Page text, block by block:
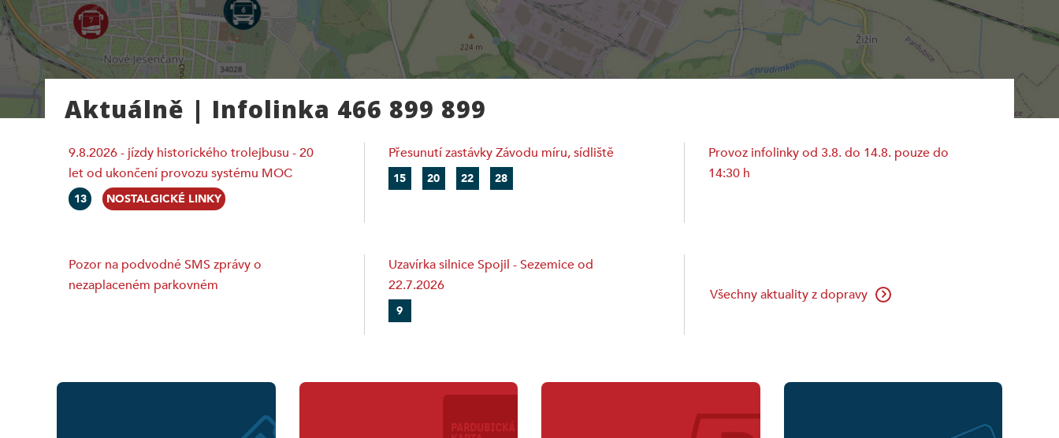
Aktuálně | Infolinka 466 899 899
9.8.2026 - jízdy historického trolejbusu - 20
let od ukončení provozu systému MOC
13 NOSTALGICKÉ LINKY
Přesunutí zastávky Závodu míru, sídliště
15 20 22 28
Provoz infolinky od 3.8. do 14.8. pouze do
14:30 h
Pozor na podvodné SMS zprávy o
nezaplaceném parkovném
Uzavírka silnice Spojil - Sezemice od
22.7.2026
9
Všechny aktuality z dopravy